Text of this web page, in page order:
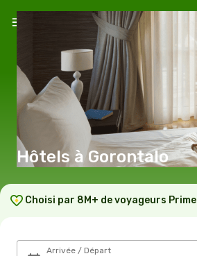
Hôtels à Gorontalo
Choisi par 8M+ de voyageurs Prime
Arrivée / Départ